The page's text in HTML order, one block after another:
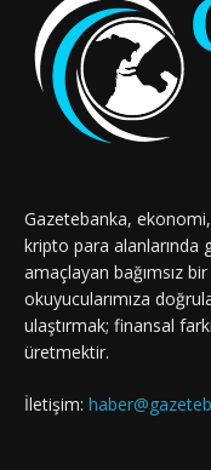
Gazetebanka,
kripto para alanlarında
amaçlayan bağımsız
okuyucularımıza
ulaştırmak; finansal
üretmektir.
İletişim: